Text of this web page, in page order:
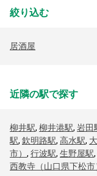
絞り込む
居酒屋
近隣の駅で探す
柳井駅, 柳井港駅, 岩田
駅, 欽明路駅, 高水駅,
市） , 行波駅, 生野屋駅,
西教寺（山口県下松市